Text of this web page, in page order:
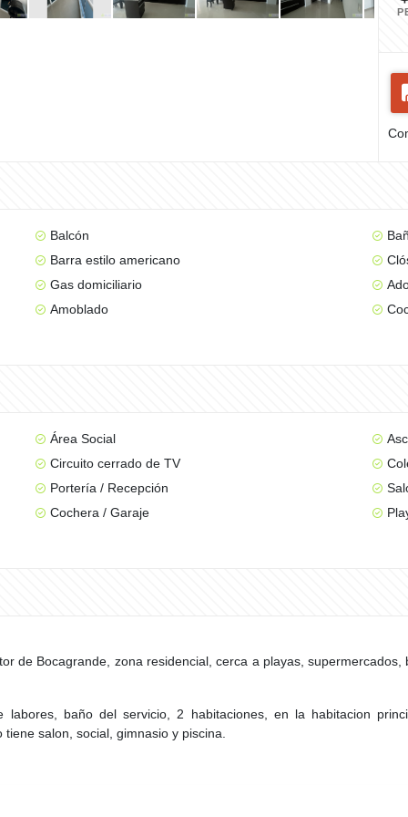
Balcón
Barra estilo americano
Gas domiciliario
Amoblado
Área Social
Circuito cerrado de TV
Portería / Recepción
Cochera / Garaje
de Bocagrande, zona residencial, cerca a playas,
labores, baño del servicio, 2 habitaciones, en la habitacion
salon, social, gimnasio y piscina.